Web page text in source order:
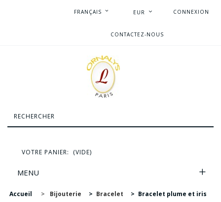
CONNEXION
EUR
FRANÇAIS
CONTACTEZ-NOUS
VOTRE PANIER: (VIDE)
MENU
Accueil > Bijouterie > Bracelet > Bracelet plume et iris